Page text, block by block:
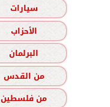
سيارات
الأحزاب
البرلمان
من القدس
من فلسطين